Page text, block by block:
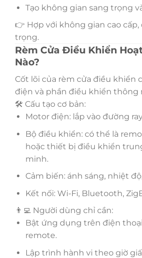
Tạo không gian sang trọng
👉 Hợp với không gian cao cấp,
trọng.
Rèm Cửa Điều Khiển
Nào?
Cốt lõi của rèm cửa điều khiển
điện và phần điều khiển thông
🛠 Cấu tạo cơ bản:
Motor điện: lắp vào đường
Bộ điều khiển: có thể là
hoặc thiết bị điều khiển
minh.
Cảm biến: ánh sáng, nhiệt
Kết nối: Wi-Fi, Bluetooth,
👨‍💻 Người dùng chỉ cần:
Bật ứng dụng trên điện
remote.
Lập trình hành vi theo giờ